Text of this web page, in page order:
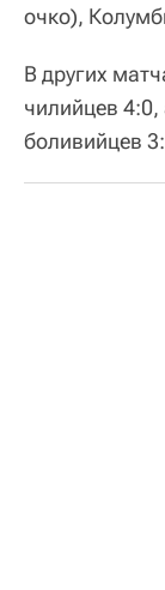
очко),
В других
чилийцев
боливийцев